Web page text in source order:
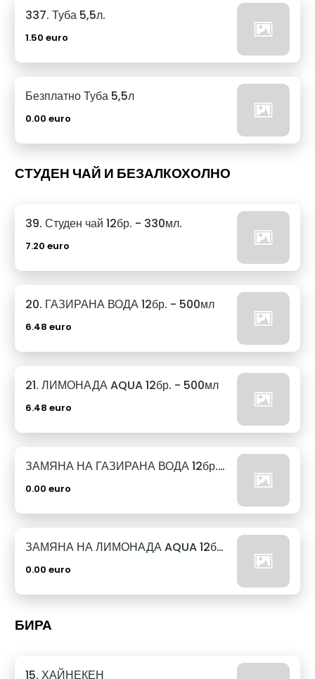
337. Туба 5,5л.
1.50 euro
Безплатно Туба 5,5л
0.00 euro
СТУДЕН ЧАЙ И БЕЗАЛКОХОЛНО
39. Студен чай 12бр. - 330мл.
7.20 euro
20. ГАЗИРАНА ВОДА 12бр. - 500мл
6.48 euro
21. ЛИМОНАДА AQUA 12бр. - 500мл
6.48 euro
ЗАМЯНА НА ГАЗИРАНА ВОДА 12бр. - 500мл
0.00 euro
ЗАМЯНА НА ЛИМОНАДА AQUA 12бр. - 500мл
0.00 euro
БИРА
15. ХАЙНЕКЕН